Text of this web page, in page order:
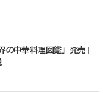
の中華料理図鑑」発売!